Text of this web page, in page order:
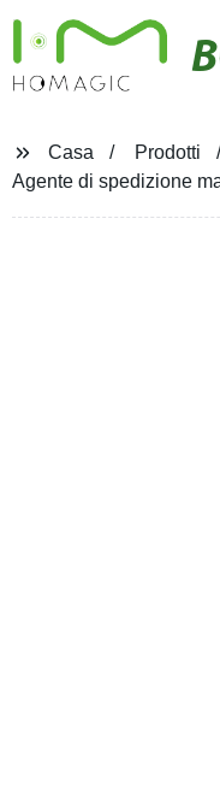
Casa
Prodotti
Agente di spedizione